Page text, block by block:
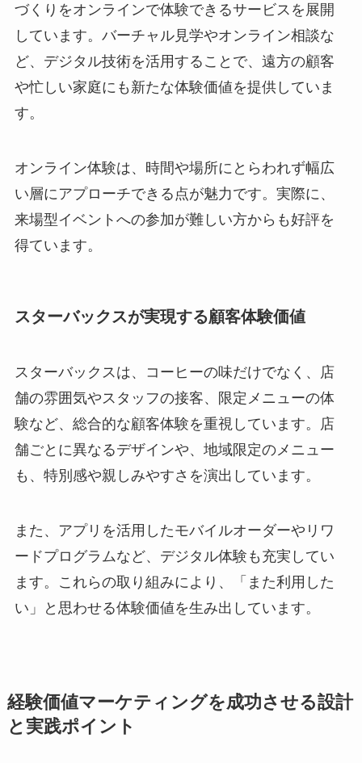
づくりをオンラインで体験できるサービスを展開
しています。バーチャル見学やオンライン相談な
ど、デジタル技術を活用することで、遠方の顧客
や忙しい家庭にも新たな体験価値を提供していま
す。
オンライン体験は、時間や場所にとらわれず幅広
い層にアプローチできる点が魅力です。実際に、
来場型イベントへの参加が難しい方からも好評を
得ています。
スターバックスが実現する顧客体験価値
スターバックスは、コーヒーの味だけでなく、店
舗の雰囲気やスタッフの接客、限定メニューの体
験など、総合的な顧客体験を重視しています。店
舗ごとに異なるデザインや、地域限定のメニュー
も、特別感や親しみやすさを演出しています。
また、アプリを活用したモバイルオーダーやリワ
ードプログラムなど、デジタル体験も充実してい
ます。これらの取り組みにより、「また利用した
い」と思わせる体験価値を生み出しています。
経験価値マーケティングを成功させる設計
と実践ポイント